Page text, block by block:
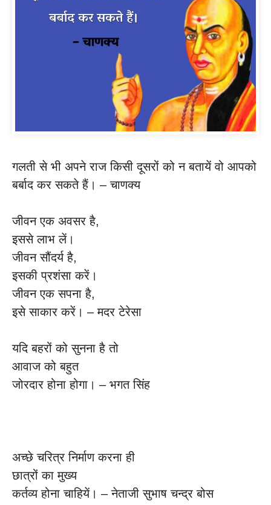
गलती से भी अपने राज किसी दूसरों को न बतायें वो आपको
बर्बाद कर सकते हैं। – चाणक्य
जीवन एक अवसर है,
इससे लाभ लें।
जीवन सौंदर्य है,
इसकी प्रशंसा करें।
जीवन एक सपना है,
इसे साकार करें। – मदर टेरेसा
यदि बहरों को सुनना है तो
आवाज को बहुत
जोरदार होना होगा। – भगत सिंह
अच्छे चरित्र निर्माण करना ही
छात्रों का मुख्य
कर्तव्य होना चाहियें। – नेताजी सुभाष चन्द्र बोस